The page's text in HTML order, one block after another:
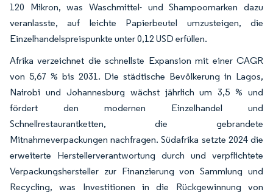
120 Mikron, was Waschmittel- und Shampoomarken dazu
veranlasste, auf leichte Papierbeutel umzusteigen, die
Einzelhandelspreispunkte unter 0,12 USD erfüllen.
Afrika verzeichnet die schnellste Expansion mit einer CAGR
von 5,67 % bis 2031. Die städtische Bevölkerung in Lagos,
Nairobi und Johannesburg wächst jährlich um 3,5 % und
fördert den modernen Einzelhandel und
Schnellrestaurantketten, die gebrandete
Mitnahmeverpackungen nachfragen. Südafrika setzte 2024 die
erweiterte Herstellerverantwortung durch und verpflichtete
Verpackungshersteller zur Finanzierung von Sammlung und
Recycling, was Investitionen in die Rückgewinnung von